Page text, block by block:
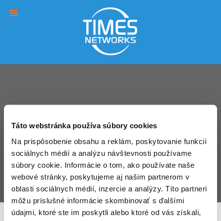
Táto webstránka používa súbory cookies
Na prispôsobenie obsahu a reklám, poskytovanie funkcií
sociálnych médií a analýzu návštevnosti používame
súbory cookie. Informácie o tom, ako používate naše
webové stránky, poskytujeme aj našim partnerom v
oblasti sociálnych médií, inzercie a analýzy. Títo partneri
môžu príslušné informácie skombinovať s ďalšími
údajmi, ktoré ste im poskytli alebo ktoré od vás získali,